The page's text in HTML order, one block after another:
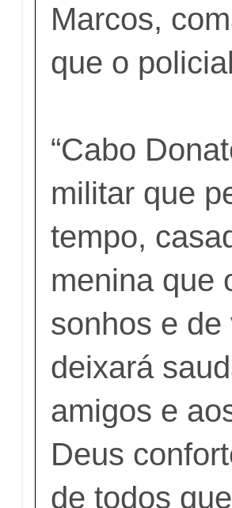
Marcos,
que o
“Cabo
militar que
tempo,
menina que
sonhos e
deixará
amigos e
Deus
de todos